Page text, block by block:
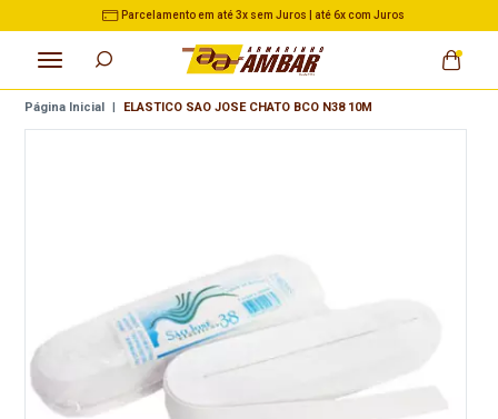
3% de Desconto no Pix nas Compras acima de
Página Inicial | ELASTICO SAO JOSE CHATO BCO N38 10M